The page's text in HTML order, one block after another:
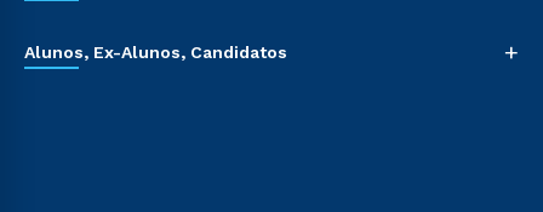
Alunos, Ex-Alunos, Candidatos +